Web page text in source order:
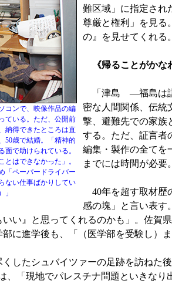
コンで、映像作品の編
ている。ただ、公開前
納得できたところは直
50歳で結婚。「精神的
面で助けられている。
とはできなかった」。
「ペーパードライバー
ない仕事ばかりしてい
」
難区域」に指定され
尊厳と権利」を見る
の』を見せてくれる
《帰ることがかな
「津島 —福島は語
密な人間関係、伝統
撃、避難先での家族
する。ただ、証言者
編集・製作の全てを
までには時間が必要
40年を超す取材歴
感の塊」と言い表す
い』と思ってくれるのかも」。佐賀
に進学後も、「（医学部を受験し）
したシュバイツァーの足跡を訪ねた
、「現地でパレスチナ問題といきな